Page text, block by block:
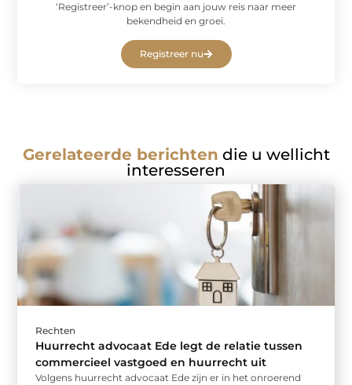
‘Registreer’-knop en begin aan jouw reis naar meer
bekendheid en groei.
Registreer nu
Gerelateerde berichten die u wellicht
interesseren
Rechten
Huurrecht advocaat Ede legt de relatie tussen
commercieel vastgoed en huurrecht uit
Volgens huurrecht advocaat Ede zijn er in het onroerend